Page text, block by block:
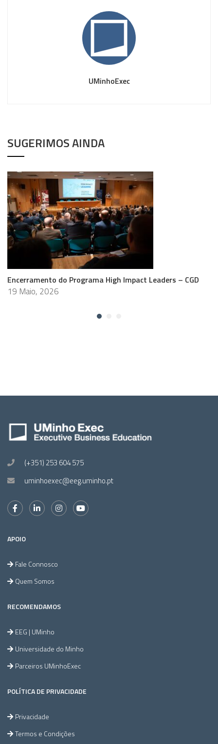
UMinhoExec
SUGERIMOS AINDA
Encerramento do Programa High Impact Leaders – CGD
19 Maio, 2026
(+351) 253 604 575
uminhoexec@eeg.uminho.pt
APOIO
Fale Connosco
Quem Somos
RECOMENDAMOS
EEG | UMinho
Universidade do Minho
Parceiros UMinhoExec
POLÍTICA DE PRIVACIDADE
Privacidade
Termos e Condições